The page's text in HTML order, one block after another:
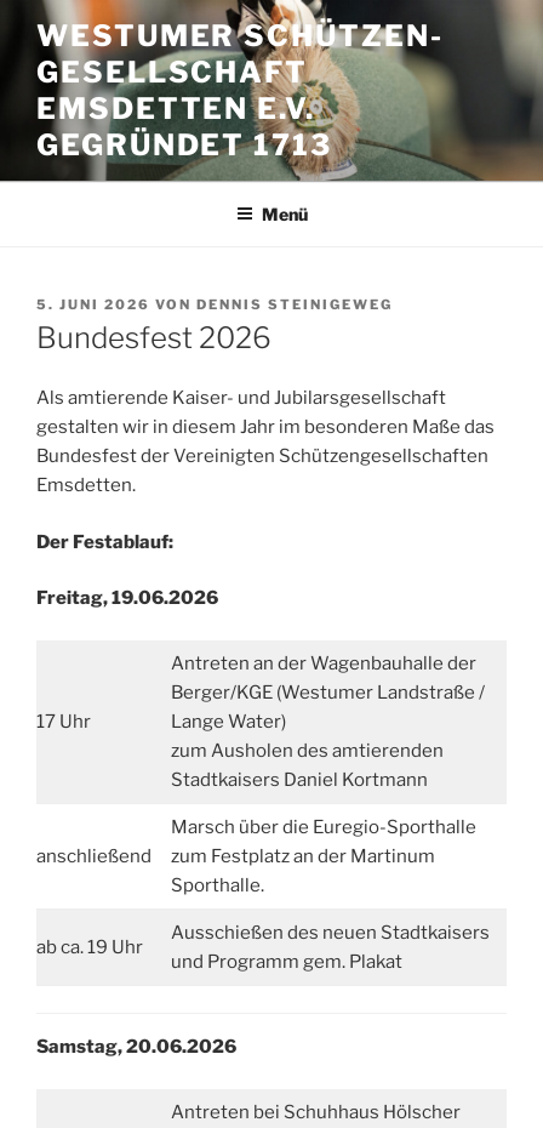
Inhalt
springen
WESTUMER SCHÜTZEN-
GESELLSCHAFT
EMSDETTEN E.V.
GEGRÜNDET 1713
Menü
VERÖFFENTLICHT
AM
5. JUNI 2026 VON DENNIS STEINIGEWEG
Bundesfest 2026
Als amtierende Kaiser- und Jubilarsgesellschaft
gestalten wir in diesem Jahr im besonderen Maße das
Bundesfest der Vereinigten Schützengesellschaften
Emsdetten.
Der Festablauf:
Freitag, 19.06.2026
17 Uhr
Antreten an der Wagenbauhalle der
Berger/KGE (Westumer Landstraße /
Lange Water)
zum Ausholen des amtierenden
Stadtkaisers Daniel Kortmann
anschließend
Marsch über die Euregio-Sporthalle
zum Festplatz an der Martinum
Sporthalle.
ab ca. 19 Uhr
Ausschießen des neuen Stadtkaisers
und Programm gem. Plakat
Samstag, 20.06.2026
Antreten bei Schuhhaus Hölscher